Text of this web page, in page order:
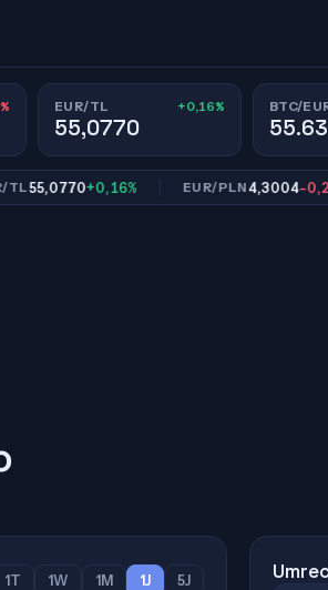
EUR/TL +0,16%
55,0770
BTC/
+0,16% EUR/PLN4,3004-0,21%
1T 1W 1M 1J 5J